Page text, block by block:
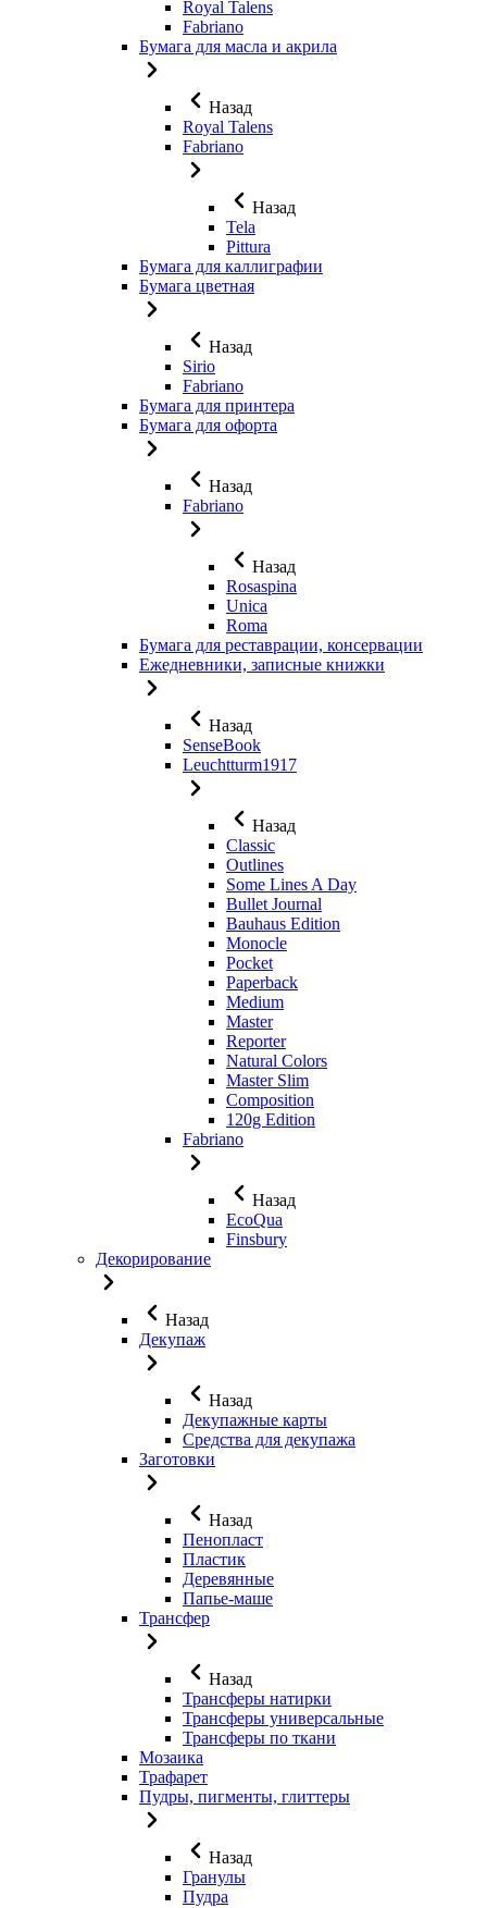
Royal Talens
Fabriano
Бумага для масла и акрила
Назад
Royal Talens
Fabriano
Назад
Tela
Pittura
Бумага для каллиграфии
Бумага цветная
Назад
Sirio
Fabriano
Бумага для принтера
Бумага для офорта
Назад
Fabriano
Назад
Rosaspina
Unica
Roma
Бумага для реставрации, консервации
Ежедневники, записные книжки
Назад
SenseBook
Leuchtturm1917
Назад
Classic
Outlines
Some Lines A Day
Bullet Journal
Bauhaus Edition
Monocle
Pocket
Paperback
Medium
Master
Reporter
Natural Colors
Master Slim
Composition
120g Edition
Fabriano
Назад
EcoQua
Finsbury
Декорирование
Назад
Декупаж
Назад
Декупажные карты
Средства для декупажа
Заготовки
Назад
Пенопласт
Пластик
Деревянные
Папье-маше
Трансфер
Назад
Трансферы натирки
Трансферы универсальные
Трансферы по ткани
Мозаика
Трафарет
Пудры, пигменты, глиттеры
Назад
Гранулы
Пудра